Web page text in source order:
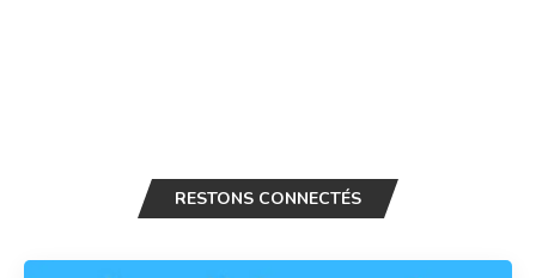
RESTONS CONNECTÉS